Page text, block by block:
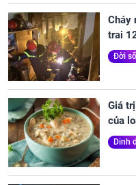
Cháy
trai
Đời
Giá
của
Dinh